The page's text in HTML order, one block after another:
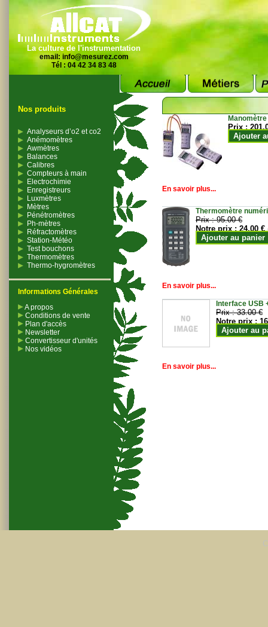
La culture de l'instrumentation
email: info@mesurez.com
Tél : 04 42 34 83 48
Nos produits
Analyseurs d’o2 et co2
Anémomètres
Awmètres
Balances
Calibres
Compteurs à main
Electrochimie
Enregistreurs
Luxmètres
Mètres
Pénétromètres
Ph-mètres
Réfractomètres
Station-Météo
Test bouchons
Thermomètres
Thermo-hygromètres
Informations Générales
A propos
Conditions de vente
Plan d'accès
Newsletter
Convertisseur d'unités
Nos vidéos
Prix :
Ajouter
En savoir plus...
Thermomètre
Prix :95.00 €
Notre prix :24.00 €
Ajouter au panier
En savoir plus...
Interface USB
Prix :33.00 €
Notre prix :
Ajouter au
En savoir plus...